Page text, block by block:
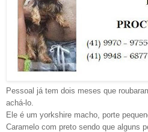
Pessoal já tem dois meses que
achá-lo.
Ele é um yorkshire macho, porte
Caramelo com preto sendo que alguns